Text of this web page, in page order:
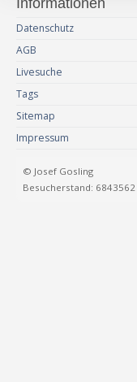
Informationen
Datenschutz
AGB
Livesuche
Tags
Sitemap
Impressum
© Josef Gosling
Besucherstand: 6843562